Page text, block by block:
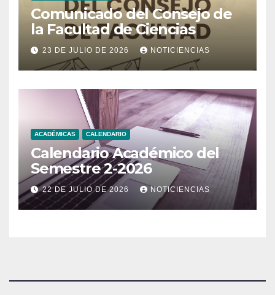
Comunicado del Consejo de
la Facultad de Ciencias
23 DE JULIO DE 2026 NOTICIENCIAS
ACADÉMICAS CALENDARIO
Calendario Académico del
Semestre 2-2026
22 DE JULIO DE 2026 NOTICIENCIAS